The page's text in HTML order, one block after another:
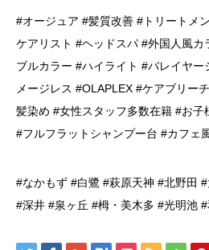
#オージュア #髪質改善 #トリートメ
ケアリスト #ヘッドスパ #外国人風
ブルカラー #ハイライト #バレイヤ
メージレス #OLAPLEX #ケアブリー
髪染め #女性スタッフ多数在籍 #お子
#フルフラットシャンプー台 #カフェ
#なかもず #白鷺 #萩原天神 #北野田
#深井 #泉ヶ丘 #栂・美木多 #光明池